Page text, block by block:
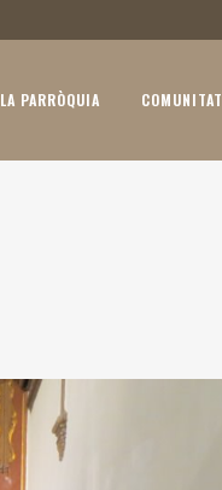
LA PARRÒQUIA COMUNITAT